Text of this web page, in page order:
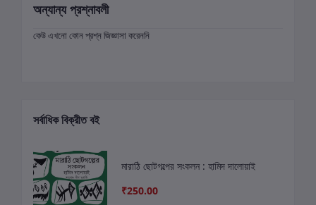
অন্যান্য প্রশ্নাবলী
কেউ এখনো কোন প্রশ্ন জিজ্ঞাসা করেননি
সর্বাধিক বিক্রীত বই
মারাঠি ছোটগল্পের সংকলন : হামিদ দালোয়াই
₹250.00